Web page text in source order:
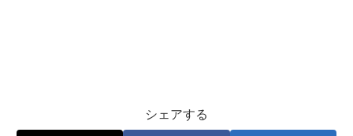
シェアする